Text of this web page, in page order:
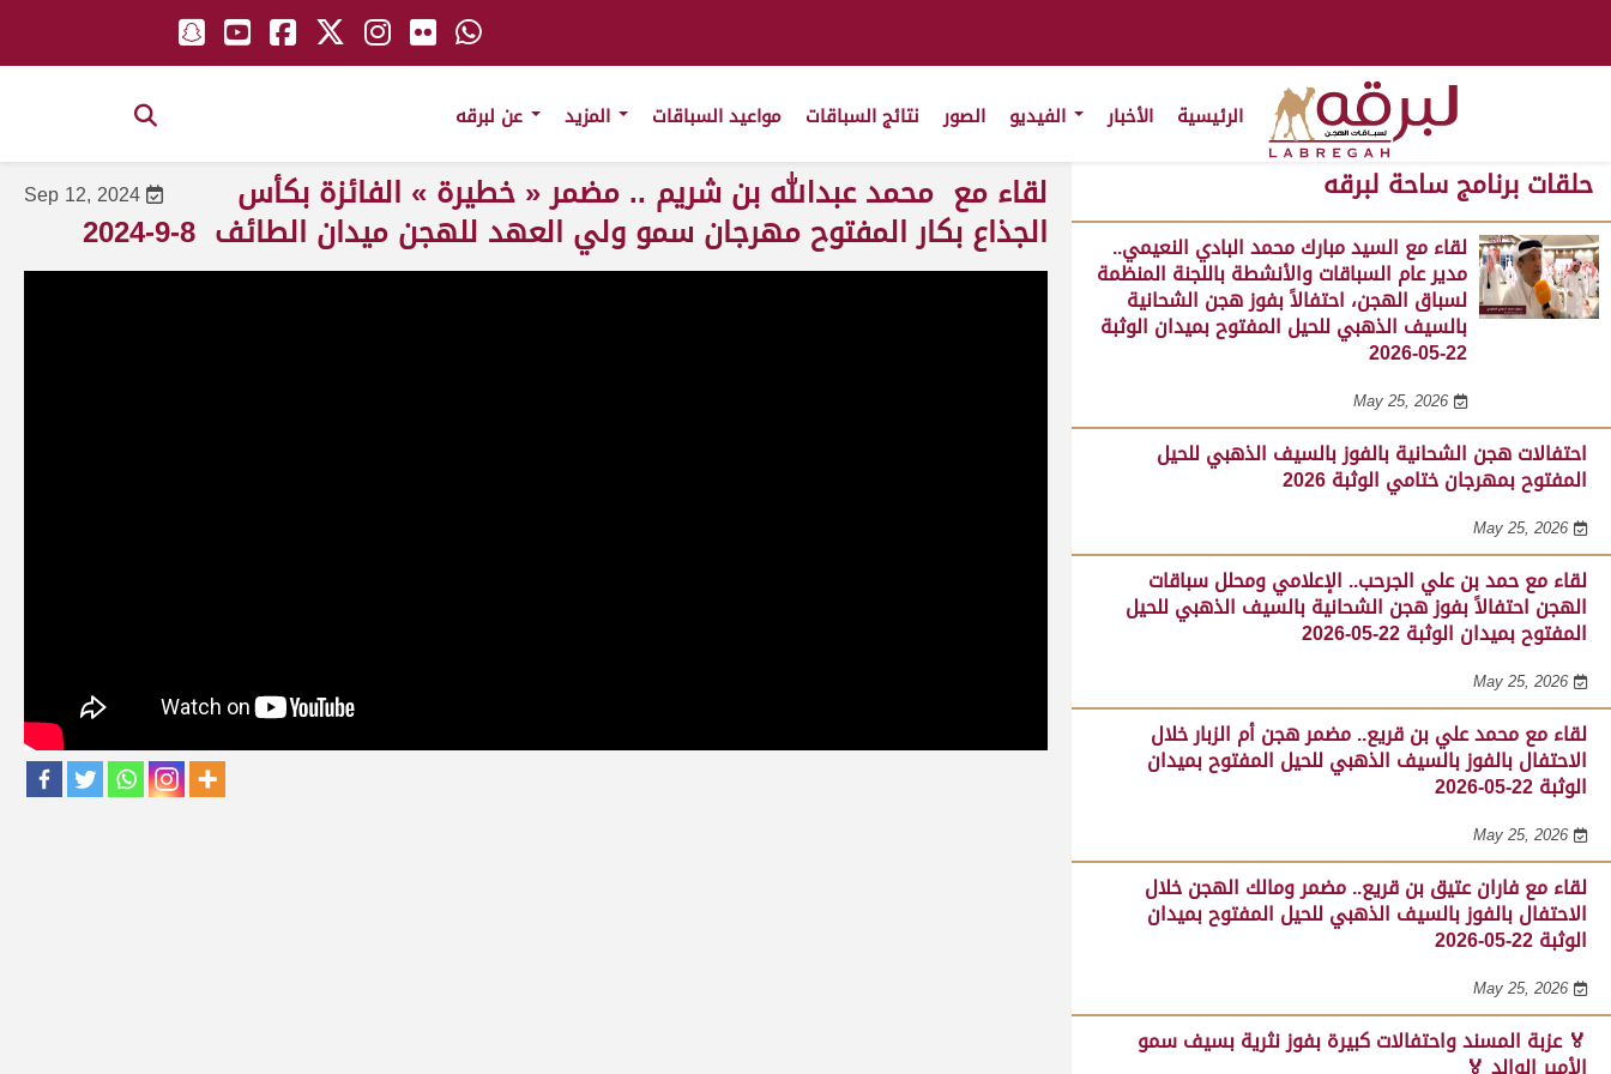
الرئيسية الأخبار الصور نتائج السباقات مواعيد السباقات
حلقات برنامج ساحة لبرقه
لقاء مع السيد مبارك محمد البادي النعيمي..
مدير عام السباقات والأنشطة باللجنة المنظمة
لسباق الهجن، احتفالاً بفوز هجن الشحانية
بالسيف الذهبي للحيل المفتوح بميدان الوثبة
22-05-2026
May 25, 2026
احتفالات هجن الشحانية بالفوز بالسيف الذهبي للحيل
المفتوح بمهرجان ختامي الوثبة 2026
May 25, 2026
لقاء مع حمد بن علي الجرحب.. الإعلامي ومحلل سباقات
الهجن احتفالاً بفوز هجن الشحانية بالسيف الذهبي للحيل
المفتوح بميدان الوثبة 22-05-2026
May 25, 2026
لقاء مع محمد علي بن قريع.. مضمر هجن أم الزبار خلال
الاحتفال بالفوز بالسيف الذهبي للحيل المفتوح بميدان
الوثبة 22-05-2026
May 25, 2026
لقاء مع فاران عتيق بن قريع.. مضمر ومالك الهجن خلال
الاحتفال بالفوز بالسيف الذهبي للحيل المفتوح بميدان
الوثبة 22-05-2026
May 25, 2026
🏅 عزبة المسند واحتفالات كبيرة بفوز نثرية بسيف سمو
Sep 12, 2024 لقاء مع محمد عبدالله بن شريم .. مضمر « خطيرة » الفائزة بكأس
الجذاع بكار المفتوح مهرجان سمو ولي العهد للهجن ميدان الطائف 8-9-2024